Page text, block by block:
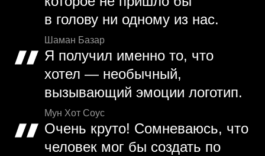
в голову ни одному из нас.
Шаман Базар
Я получил именно то, что
хотел — необычный,
вызывающий эмоции логотип.
Мун Хот Соус
Очень круто! Сомневаюсь, что
человек мог бы создать по